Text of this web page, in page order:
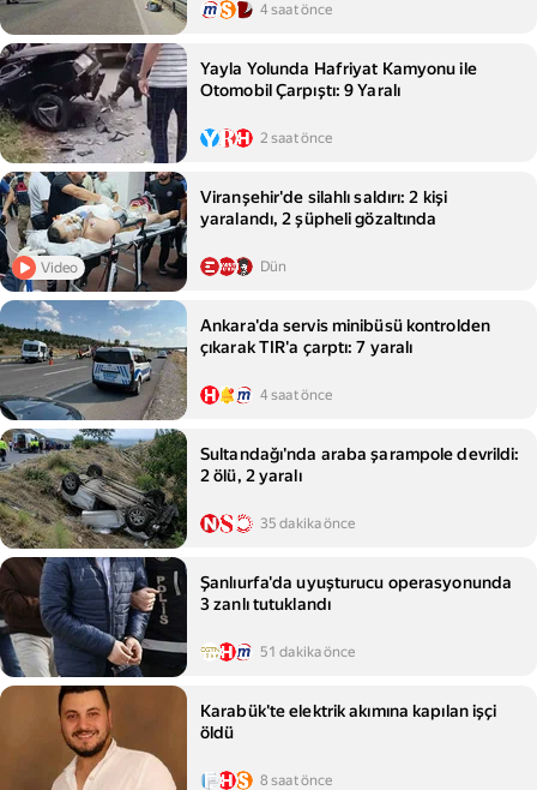
4 saat önce
Yayla Yolunda Hafriyat Kamyonu ile
Otomobil Çarpıştı: 9 Yaralı
2 saat önce
Video
Viranşehir'de silahlı saldırı: 2 kişi
yaralandı, 2 şüpheli gözaltında
Dün
Ankara'da servis minibüsü kontrolden
çıkarak TIR'a çarptı: 7 yaralı
4 saat önce
Sultandağı'nda araba şarampole devrildi:
2 ölü, 2 yaralı
35 dakika önce
Şanlıurfa'da uyuşturucu operasyonunda
3 zanlı tutuklandı
51 dakika önce
Karabük'te elektrik akımına kapılan işçi
öldü
8 saat önce